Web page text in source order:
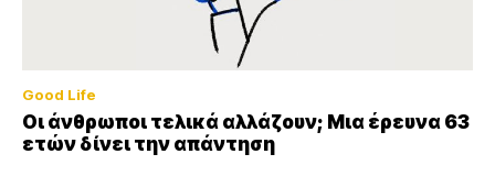
Good Life
Οι άνθρωποι τελικά αλλάζουν; Μια έρευνα 63
ετών δίνει την απάντηση